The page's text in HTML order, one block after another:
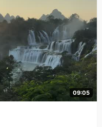
09:05